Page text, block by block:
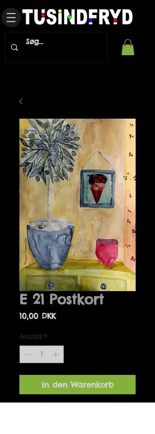
E 21 Postkort
10,00 DKKPreis
Anzahl *
In den Warenkorb